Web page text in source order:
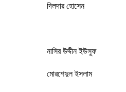
দিলদার হোসেন
নাসির উদ্দীন ইউসুফ
মোরশেদুল ইসলাম